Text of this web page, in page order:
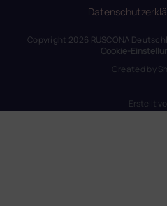
Erstellt
Copyright 2026 RUSCONA
Cookie-
Created by